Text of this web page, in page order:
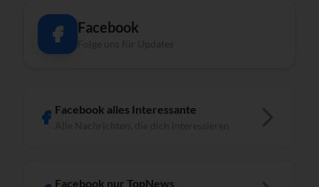
Facebook
Facebook alles Interessante
Facebook nur TopNews